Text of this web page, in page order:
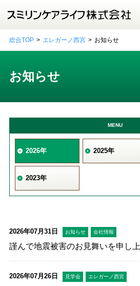
総合TOP エレガーノ西宮 お知らせ
お知らせ
MENU
2026年 2025年
2023年
2026年07月31日 お知らせ 会社情報
謹んで地震被害のお見舞いを申し
2026年07月26日 見学会 エレガーノ西宮